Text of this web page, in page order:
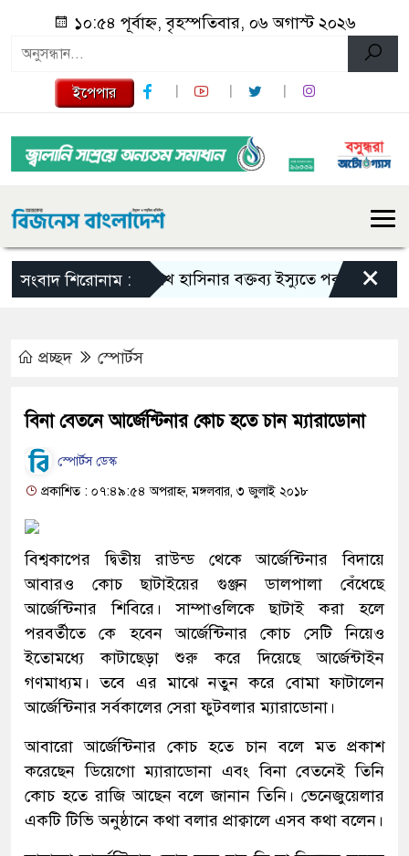
১০:৫৪ পূর্বাহ্ন, বৃহস্পতিবার, ০৬ অগাস্ট ২০২৬
ইপেপার
সংবাদ শিরোনাম :শেখ হাসিনার বক্তব্য ইস্যুতে পররাষ্ট্র মন্ত্রণালয়ের
×
প্রচ্ছদ স্পোর্টস
বিনা বেতনে আর্জেন্টিনার কোচ হতে চান ম্যারাডোনা
স্পোর্টস ডেস্ক
প্রকাশিত : ০৭:৪৯:৫৪ অপরাহ্ন, মঙ্গলবার, ৩ জুলাই ২০১৮
বিশ্বকাপের দ্বিতীয় রাউন্ড থেকে আর্জেন্টিনার বিদায়ে
আবারও কোচ ছাটাইয়ের গুঞ্জন ডালপালা বেঁধেছে
আর্জেন্টিনার শিবিরে। সাম্পাওলিকে ছাটাই করা হলে
পরবর্তীতে কে হবেন আর্জেন্টিনার কোচ সেটি নিয়েও
ইতোমধ্যে কাটাছেড়া শুরু করে দিয়েছে আর্জেন্টাইন
গণমাধ্যম। তবে এর মাঝে নতুন করে বোমা ফাটালেন
আর্জেন্টিনার সর্বকালের সেরা ফুটবলার ম্যারাডোনা।
আবারো আর্জেন্টিনার কোচ হতে চান বলে মত প্রকাশ
করেছেন ডিয়েগো ম্যারাডোনা এবং বিনা বেতনেই তিনি
কোচ হতে রাজি আছেন বলে জানান তিনি। ভেনেজুয়েলার
একটি টিভি অনুষ্ঠানে কথা বলার প্রাক্বালে এসব কথা বলেন।